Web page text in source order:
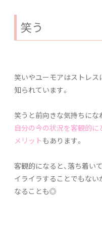
笑う
笑いやユーモアはストレ
知られています。
笑うと前向きな気持ちにな
自分の今の状況を客観的
メリットもあります。
客観的になると、落ち着い
イライラすることでもない
なることも◎